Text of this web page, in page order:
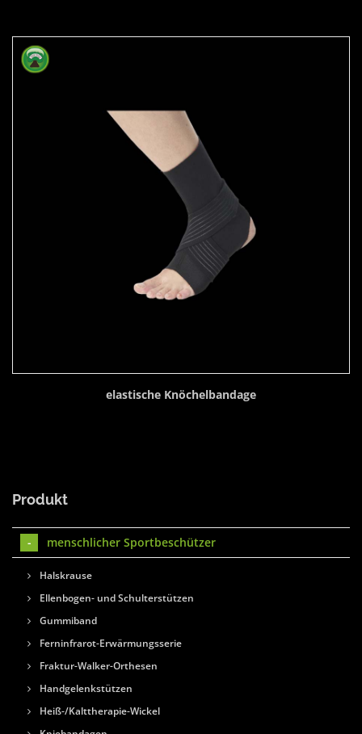
elastische Knöchelbandage
Produkt
menschlicher Sportbeschützer
Halskrause
Ellenbogen- und Schulterstützen
Gummiband
Ferninfrarot-Erwärmungsserie
Fraktur-Walker-Orthesen
Handgelenkstützen
Heiß-/Kalttherapie-Wickel